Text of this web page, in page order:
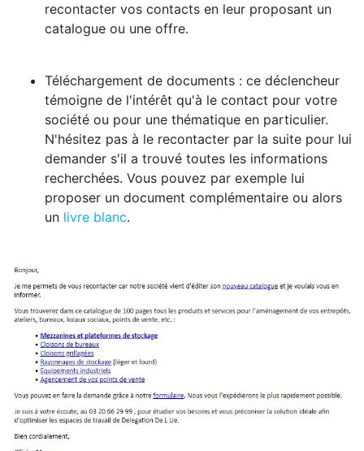
recontacter vos contacts en leur proposant un
catalogue ou une offre.
Téléchargement de documents : ce déclencheur
témoigne de l'intérêt qu'à le contact pour votre
société ou pour une thématique en particulier.
N'hésitez pas à le recontacter par la suite pour lui
demander s'il a trouvé toutes les informations
recherchées. Vous pouvez par exemple lui
proposer un document complémentaire ou alors
un livre blanc.